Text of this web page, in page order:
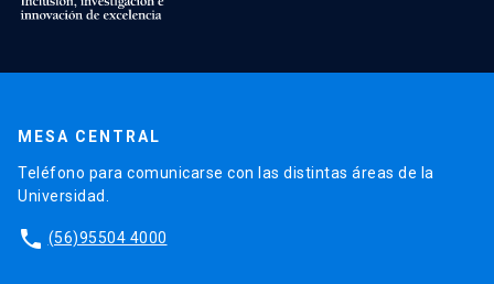
MESA CENTRAL
Teléfono para comunicarse con las distintas áreas de la
Universidad.
phone (56)95504 4000